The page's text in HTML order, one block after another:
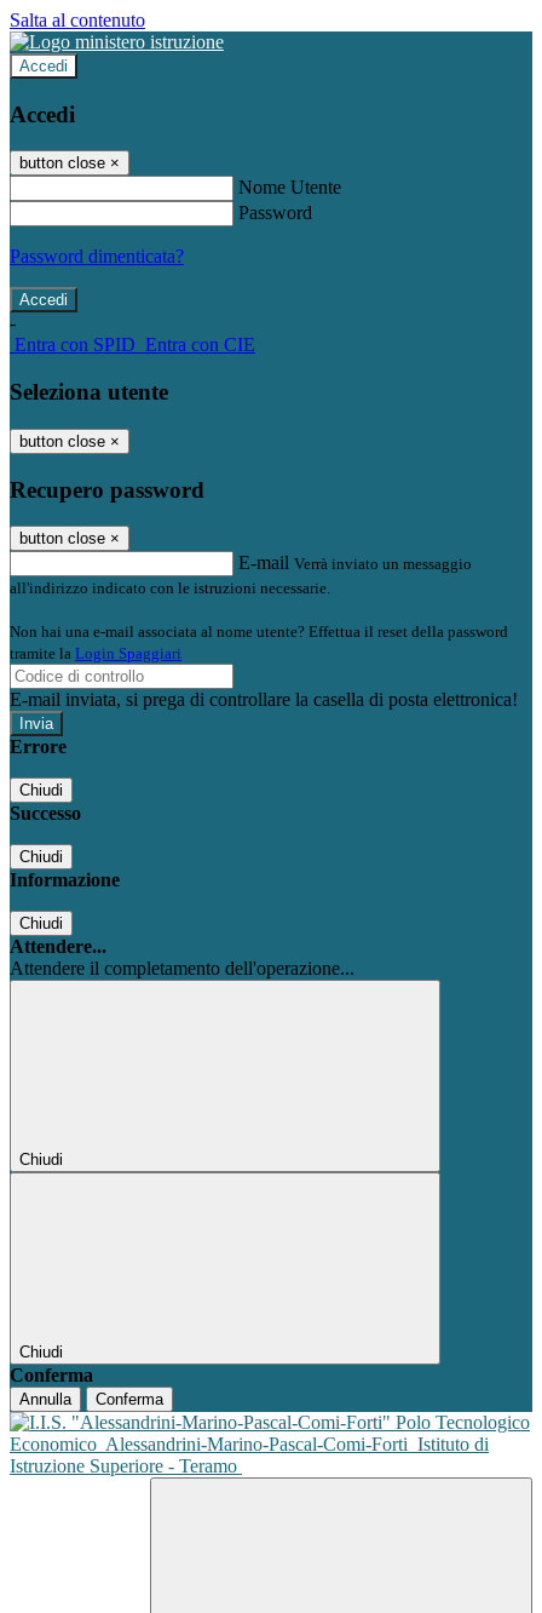
Salta al contenuto
Accedi
Accedi
button close ×
Nome Utente
Password
Password dimenticata?
-
Entra con SPID Entra con CIE
Seleziona utente
button close ×
Recupero password
button close ×
E-mail Verrà inviato un messaggio
all'indirizzo indicato con le istruzioni necessarie.
Non hai una e-mail associata al nome utente? Effettua il reset della password
tramite la Login Spaggiari
E-mail inviata, si prega di controllare la casella di posta elettronica!
Errore
Chiudi
Successo
Chiudi
Informazione
Chiudi
Attendere...
Attendere il completamento dell'operazione...
Chiudi
Chiudi
Conferma
Annulla Conferma
Polo Tecnologico
Economico Alessandrini-Marino-Pascal-Comi-Forti Istituto di
Istruzione Superiore - Teramo